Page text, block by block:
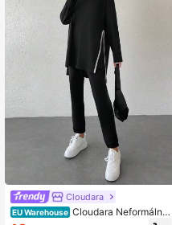
Cloudara
EU Warehouse Cloudara Neformálne